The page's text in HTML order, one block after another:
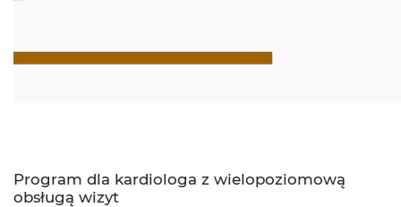
Program dla kardiologa z wielopoziomową
obsługą wizyt